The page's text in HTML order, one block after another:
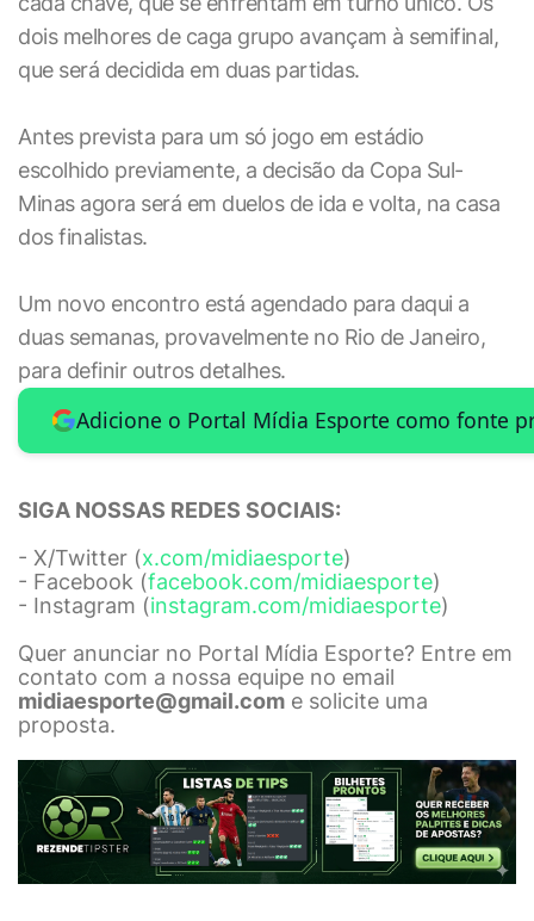
dois melhores de caga grupo avançam à semifinal,
que será decidida em duas partidas.
Antes prevista para um só jogo em estádio
escolhido previamente, a decisão da Copa Sul-
Minas agora será em duelos de ida e volta, na casa
dos finalistas.
Um novo encontro está agendado para daqui a
duas semanas, provavelmente no Rio de Janeiro,
para definir outros detalhes.
Adicione o Portal Mídia Esporte como fonte
SIGA NOSSAS REDES SOCIAIS:
- X/Twitter (x.com/midiaesporte)
- Facebook (facebook.com/midiaesporte)
- Instagram (instagram.com/midiaesporte)
Quer anunciar no Portal Mídia Esporte? Entre em
contato com a nossa equipe no email
midiaesporte@gmail.com e solicite uma
proposta.